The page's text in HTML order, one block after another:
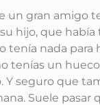
un gran amigo
hijo, que había
tenía nada para
tenías un hueco
Y seguro que
Suele pasar